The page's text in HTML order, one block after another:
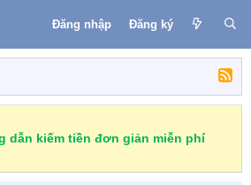
Đăng nhập Đăng ký
dẫn kiếm tiền đơn giản miễn phí